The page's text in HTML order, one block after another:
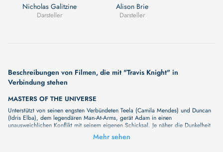
Nicholas Galitzine
Darsteller
Alison Brie
Darsteller
Beschreibungen von Filmen, die mit "Travis Knight" in
Verbindung stehen
MASTERS OF THE UNIVERSE
Unterstützt von seinen engsten Verbündeten Teela (Camila Mendes) und Duncan
(Idris Elba), dem legendären Man-At-Arms, gerät Adam in einen
unausweichlichen Konflikt mit seinem eigenen Schicksal. Je näher die Dunkelheit
rückt, desto klarer wird: In ihm schlummert eine Macht, die über das Schicksal
seiner Welt entscheiden könnte – und ihn zu ihrem letzten Retter macht.
Mehr sehen